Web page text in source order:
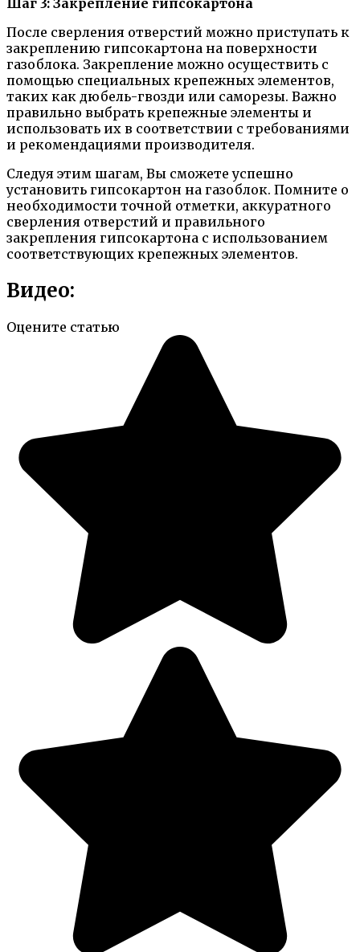
Шаг 3: Закрепление гипсокартона
После сверления отверстий можно приступать к
закреплению гипсокартона на поверхности
газоблока. Закрепление можно осуществить с
помощью специальных крепежных элементов,
таких как дюбель-гвозди или саморезы. Важно
правильно выбрать крепежные элементы и
использовать их в соответствии с требованиями
и рекомендациями производителя.
Следуя этим шагам, Вы сможете успешно
установить гипсокартон на газоблок. Помните о
необходимости точной отметки, аккуратного
сверления отверстий и правильного
закрепления гипсокартона с использованием
соответствующих крепежных элементов.
Видео:
Оцените статью